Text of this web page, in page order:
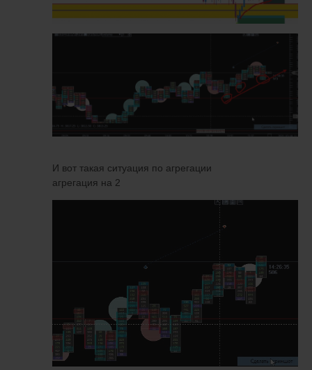
И вот такая ситуация по агрегации
агрегация на 2